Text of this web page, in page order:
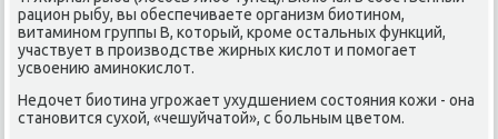
рацион рыбу, вы обеспечиваете организм биотином,
витамином группы B, который, кроме остальных функций,
участвует в производстве жирных кислот и помогает
усвоению аминокислот.
Недочет биотина угрожает ухудшением состояния кожи - она
становится сухой, «чешуйчатой», с больным цветом.